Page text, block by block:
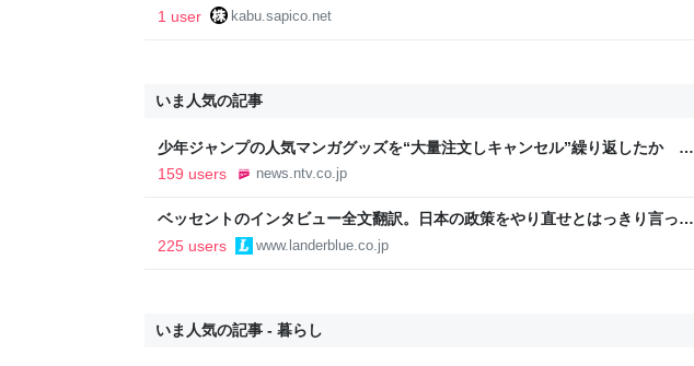
算書が届きました - さぴかぶ
1 user kabu.sapico.net
いま人気の記事
少年ジャンプの人気マンガグッズを“大量注文しキャンセル”繰り返したか 女
逮捕 総額43億円以上（2026年8月6日掲載）｜日テレNEWS NNN
159 users news.ntv.co.jp
ベッセントのインタビュー全文翻訳。日本の政策をやり直せとはっきり言って
いる
225 users www.landerblue.co.jp
いま人気の記事 - 暮らし